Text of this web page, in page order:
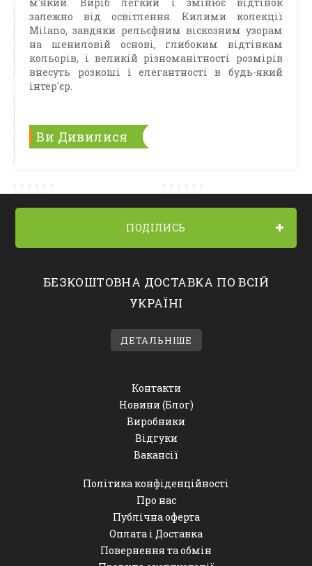
залежно від освітлення. Килими колекції
Milano, завдяки рельєфним віскозним узорам
на шениловій основі, глибоким відтінкам
кольорів, і великій різноманітності розмірів
внесуть розкоші і елегантності в будь-який
інтер'єр.
Ви Дивилися
ПОДІЛИСЬ
БЕЗКОШТОВНА ДОСТАВКА ПО ВСІЙ
УКРАЇНІ
ДЕТАЛЬНІШЕ
Контакти
Новини (Блог)
Виробники
Відгуки
Вакансії
Політика конфіденційності
Про нас
Публічна оферта
Оплата і Доставка
Повернення та обмін